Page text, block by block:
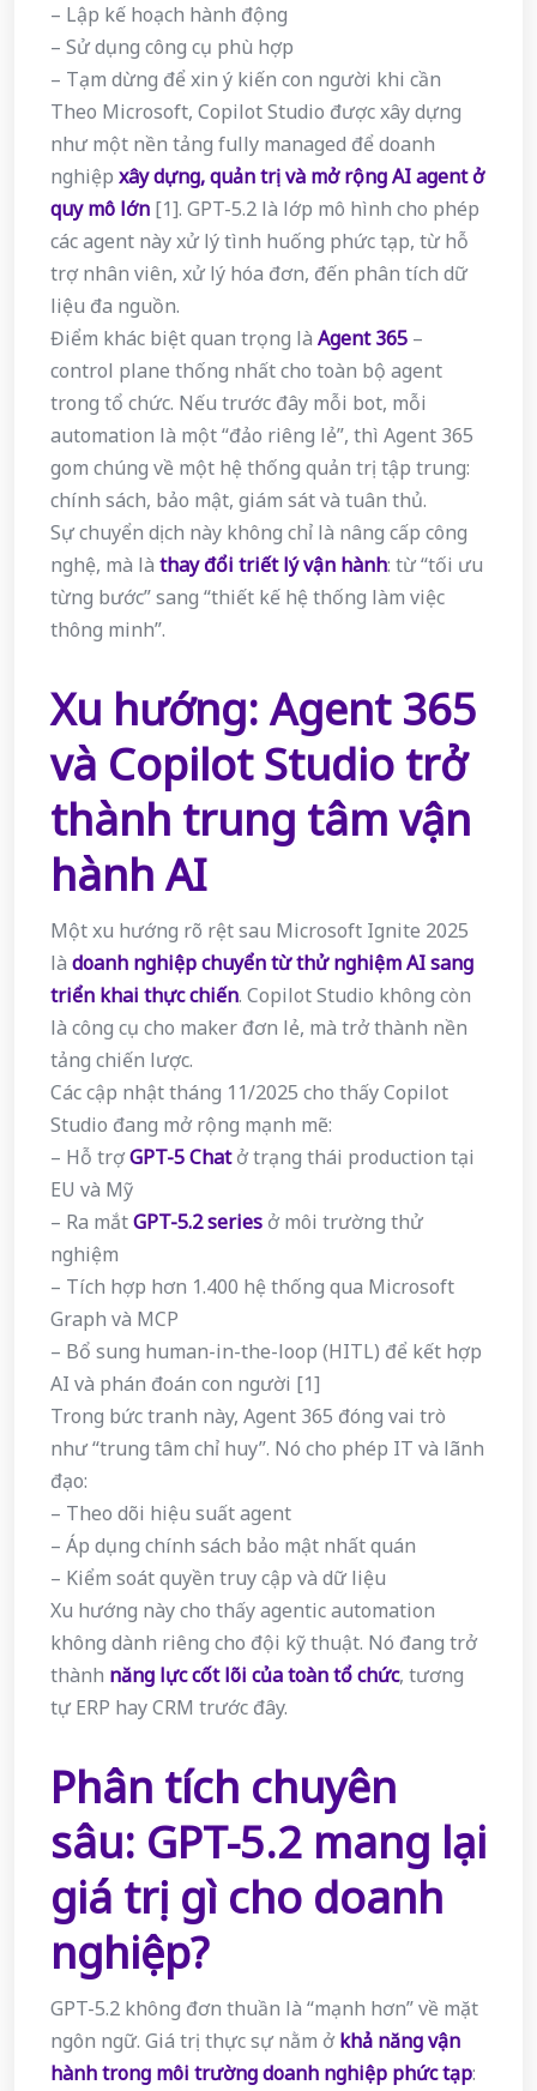
– Lập kế hoạch hành động
– Sử dụng công cụ phù hợp
– Tạm dừng để xin ý kiến con người khi cần
Theo Microsoft, Copilot Studio được xây dựng
như một nền tảng fully managed để doanh
nghiệp xây dựng, quản trị và mở rộng AI agent ở
quy mô lớn [1]. GPT-5.2 là lớp mô hình cho phép
các agent này xử lý tình huống phức tạp, từ hỗ
trợ nhân viên, xử lý hóa đơn, đến phân tích dữ
liệu đa nguồn.
Điểm khác biệt quan trọng là Agent 365 –
control plane thống nhất cho toàn bộ agent
trong tổ chức. Nếu trước đây mỗi bot, mỗi
automation là một “đảo riêng lẻ”, thì Agent 365
gom chúng về một hệ thống quản trị tập trung:
chính sách, bảo mật, giám sát và tuân thủ.
Sự chuyển dịch này không chỉ là nâng cấp công
nghệ, mà là thay đổi triết lý vận hành: từ “tối ưu
từng bước” sang “thiết kế hệ thống làm việc
thông minh”.
Xu hướng: Agent 365
và Copilot Studio trở
thành trung tâm vận
hành AI
Một xu hướng rõ rệt sau Microsoft Ignite 2025
là doanh nghiệp chuyển từ thử nghiệm AI sang
triển khai thực chiến. Copilot Studio không còn
là công cụ cho maker đơn lẻ, mà trở thành nền
tảng chiến lược.
Các cập nhật tháng 11/2025 cho thấy Copilot
Studio đang mở rộng mạnh mẽ:
– Hỗ trợGPT-5 Chatở trạng thái production tại
EU và Mỹ
– Ra mắtGPT-5.2 series ở môi trường thử
nghiệm
– Tích hợp hơn 1.400 hệ thống qua Microsoft
Graph và MCP
– Bổ sung human-in-the-loop (HITL) để kết hợp
AI và phán đoán con người [1]
Trong bức tranh này, Agent 365 đóng vai trò
như “trung tâm chỉ huy”. Nó cho phép IT và lãnh
đạo:
– Theo dõi hiệu suất agent
– Áp dụng chính sách bảo mật nhất quán
– Kiểm soát quyền truy cập và dữ liệu
Xu hướng này cho thấy agentic automation
không dành riêng cho đội kỹ thuật. Nó đang trở
thành năng lực cốt lõi của toàn tổ chức, tương
tự ERP hay CRM trước đây.
Phân tích chuyên
sâu: GPT-5.2 mang lại
giá trị gì cho doanh
nghiệp?
GPT-5.2 không đơn thuần là “mạnh hơn” về mặt
ngôn ngữ. Giá trị thực sự nằm ởkhả năng vận
hành trong môi trường doanh nghiệp phức tạp: